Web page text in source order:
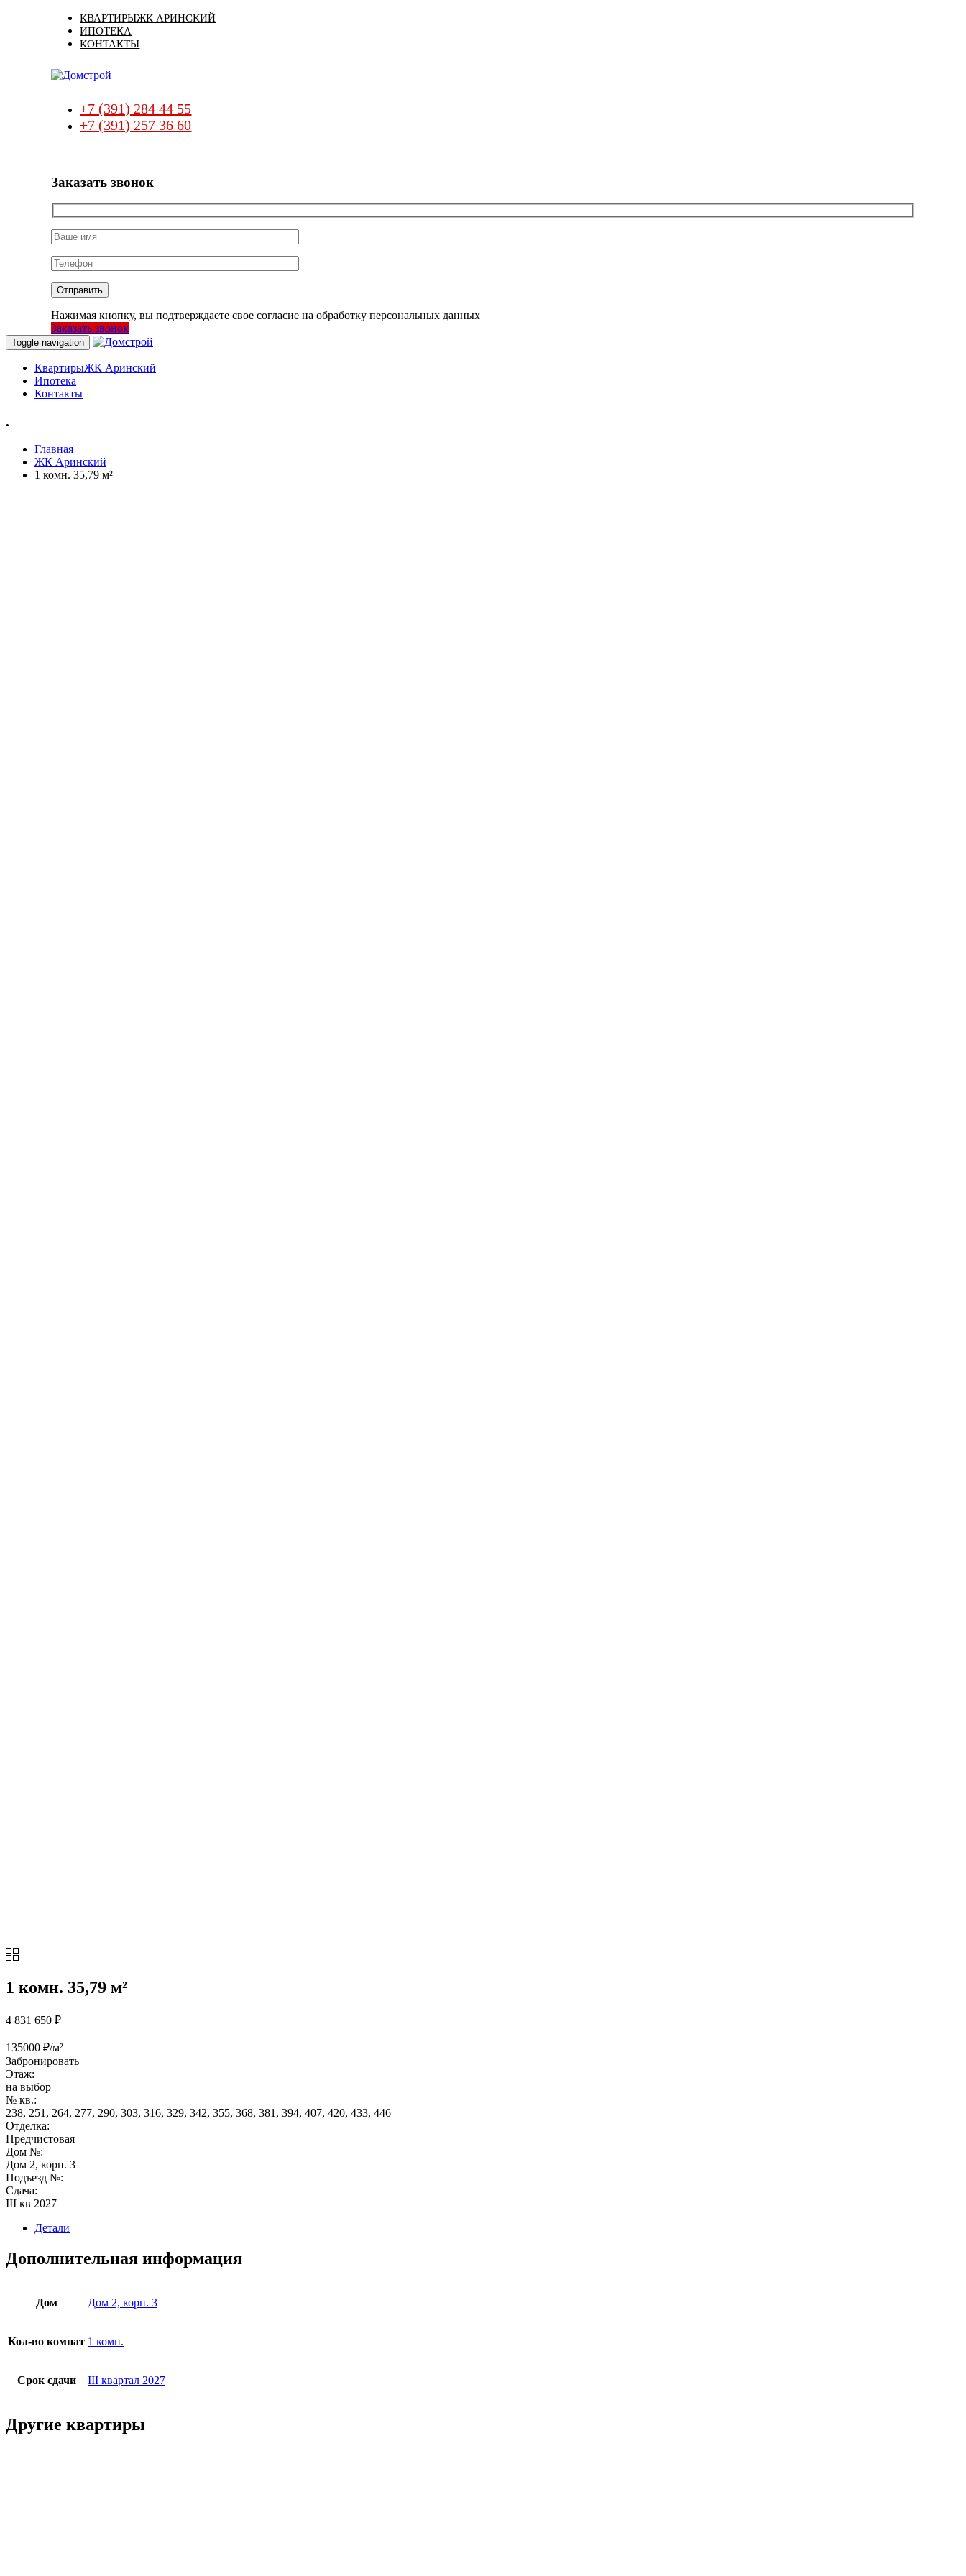
КВАРТИРЫЖК АРИНСКИЙ
ИПОТЕКА
КОНТАКТЫ
+7 (391) 284 44 55
+7 (391) 257 36 60
Заказать звонок
Нажимая кнопку, вы подтверждаете свое согласие на обработку персональных данных
Заказать звонок
Toggle navigation
КвартирыЖК Аринский
Ипотека
Контакты
.
Главная
ЖК Аринский
1 комн. 35,79 м²
1 комн. 35,79 м²
4 831 650 ₽
135000 ₽/м²
Забронировать
Этаж:
на выбор
№ кв.:
238, 251, 264, 277, 290, 303, 316, 329, 342, 355, 368, 381, 394, 407, 420, 433, 446
Отделка:
Предчистовая
Дом №:
Дом 2, корп. 3
Подъезд №:
Сдача:
III кв 2027
Детали
Дополнительная информация
Дом Дом 2, корп. 3
Кол-во комнат 1 комн.
Срок сдачи III квартал 2027
Другие квартиры